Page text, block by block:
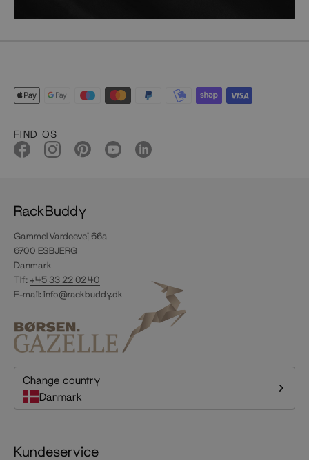
FIND OS
RackBuddy
Gammel Vardeevej 66a
6700 ESBJERG
Danmark
Tlf:+45 33 22 02 40
E-mail:info@rackbuddy.dk
Change country
Danmark
Kundeservice